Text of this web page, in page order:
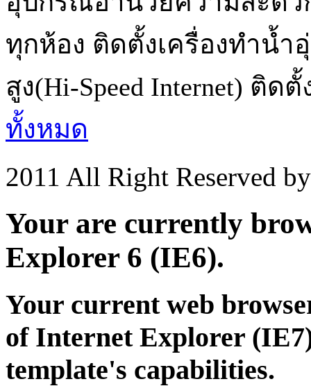
ทุกห้อง ติดตั้งเครื่องทำน้ำ
สูง(Hi-Speed Internet) ติด
ทั้งหมด
2011 All Right Reserved
Your are currently
Explorer 6 (IE6).
Your current web
of Internet Explorer
template's capabilities.